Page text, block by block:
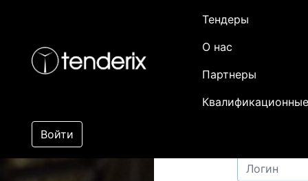
Тендеры
О нас
Партнеры
Войти